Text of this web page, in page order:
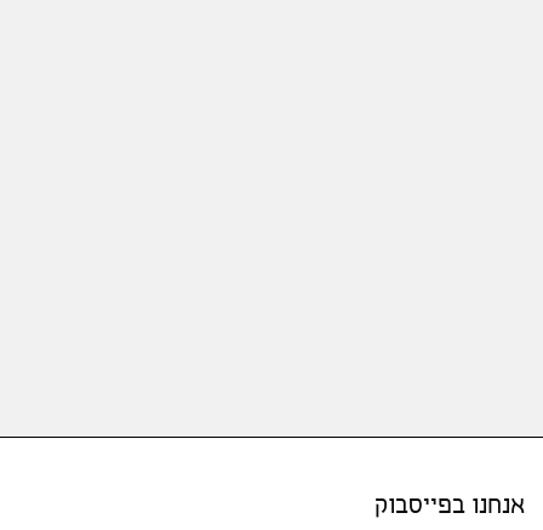
אנחנו בפייסבוק